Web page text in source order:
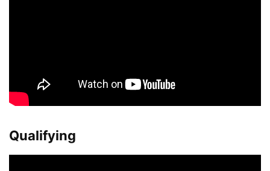
Qualifying